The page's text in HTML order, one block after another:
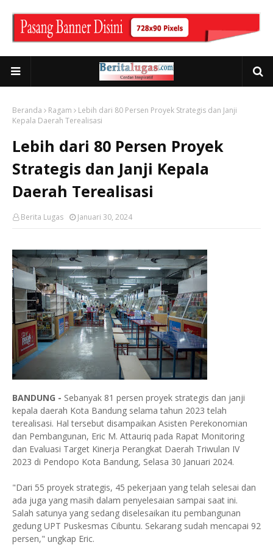
Beranda Ragam
Lebih dari 80 Persen Proyek Strategis dan Janji
Kepala Daerah Terealisasi
Lebih dari 80 Persen Proyek
Strategis dan Janji Kepala
Daerah Terealisasi
Berita Lugas Januari 30, 2024
BANDUNG - Sebanyak 81 persen proyek strategis dan janji
kepala daerah Kota Bandung selama tahun 2023 telah
terealisasi. Hal tersebut disampaikan Asisten Perekonomian
dan Pembangunan, Eric M. Attauriq pada Rapat Monitoring
dan Evaluasi Target Kinerja Perangkat Daerah Triwulan IV
2023 di Pendopo Kota Bandung, Selasa 30 Januari 2024.
"Dari 55 proyek strategis, 45 pekerjaan yang telah selesai dan
ada juga yang masih dalam penyelesaian sampai saat ini.
Salah satunya yang sedang diselesaikan itu pembangunan
gedung UPT Puskesmas Cibuntu. Sekarang sudah mencapai 92
persen," ungkap Eric.